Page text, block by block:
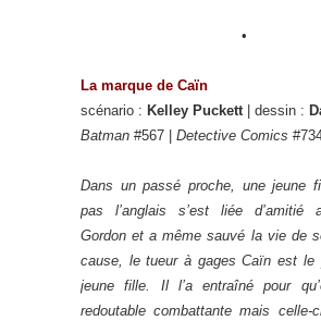
•
La marque de Caïn
scénario : Kelley Puckett| dessin :
Batman #567 | Detective Comics
Dans un passé proche, une jeune
pas l’anglais s’est liée d’amitié
Gordon et a même sauvé la vie de
cause, le tueur à gages Caïn est le
jeune fille. Il l’a entraîné pour
redoutable combattante mais celle-